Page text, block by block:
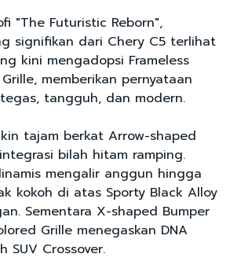
"The Futuristic Reborn",
signifikan dari Chery C5 terlihat
kini mengadopsi Frameless
memberikan pernyataan
tangguh, dan modern.
tajam berkat Arrow-shaped
bilah hitam ramping.
mengalir anggun hingga
kokoh di atas Sporty Black Alloy
Sementara X-shaped Bumper
Grille menegaskan DNA
SUV Crossover.